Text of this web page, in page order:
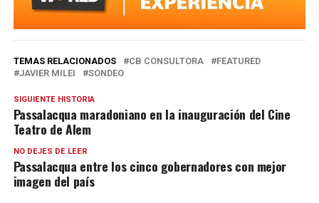
TEMAS RELACIONADOS CB CONSULTORA
FEATURED
JAVIER MILEI
SONDEO
SIGUIENTE HISTORIA
Passalacqua maradoniano en la inauguración del Cine
Teatro de Alem
NO DEJES DE LEER
Passalacqua entre los cinco gobernadores con mejor
imagen del país